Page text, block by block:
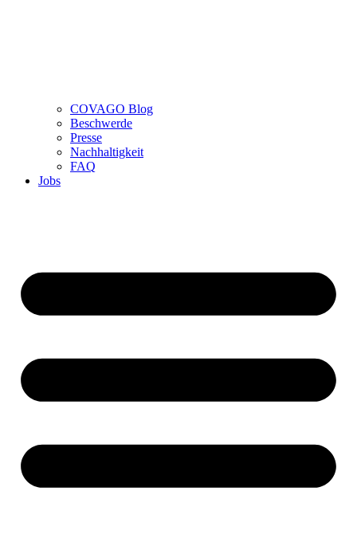
COVAGO Blog
Beschwerde
Presse
Nachhaltigkeit
FAQ
Jobs